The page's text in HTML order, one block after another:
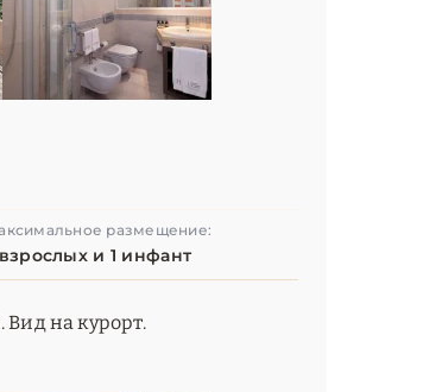
размещение:
и 1 инфант
Вид на курорт.